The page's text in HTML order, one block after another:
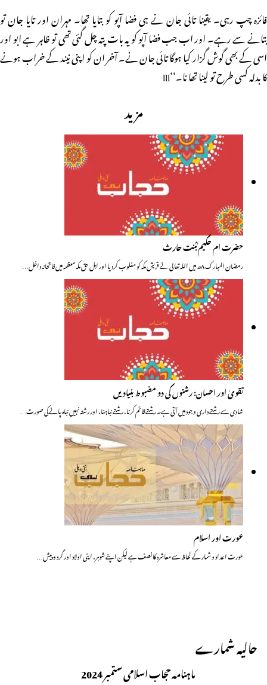
فائزہ چپ رہی۔ یقینا تائی جان نے ہی فضا آپو کو بتایا تھا۔ مہران اور تایا جان تو
بتانے سے رہے۔ اور اب جب فضا آپو کو یہ بات پتہ چل گئی تھی تو ظاہر ہے ابو اور
اسی کے بھی گوش گزار کیا ہوگا تائی جان نے۔ آخر ان کو اپنی نیند کے خراب ہونے
کا بدلہ کسی طرح تو لینا تھا نا۔‘‘lll
مزید
حضرت ام حکیم ؓبنت حارث
رمضان المبارک ۸ھ میں اللہ تعالی نے قریش مکہ کو مغلوب کردیا اور اہل حق مکہ معظمہ میں فاتحانہ داخل…
تقویٰ اور احسان: رشتوں کی دو مضبوط بنیادیں
شادی سے رشتے داری وجود میں آتی ہے۔ رشتے قائم کرنا، رشتے نباہنا، اور رشتہ نہیں نباہ پانے کی صورت…
عورت اور اسلام
عورت اعداد و شمار کے لحاظ سے معاشرہ کا نصف ہے لیکن اپنے شوہر، اپنی اولاد اور گرد و پیش…
حالیہ شمارے
ماہنامہ حجاب اسلامی ستمبر 2024